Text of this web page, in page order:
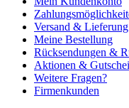
Versand & Lieferung
Meine Bestellung
Rücksendungen &
Aktionen &
Weitere Fragen?
Firmenkunden